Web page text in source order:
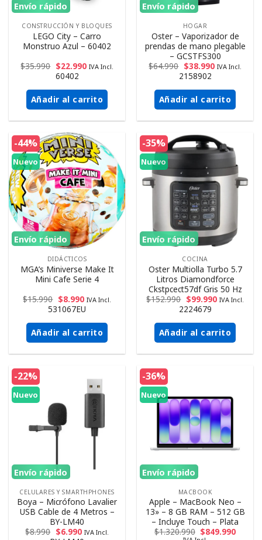
Envío rápido
CONSTRUCCIÓN Y BLOQUES
LEGO City – Carro
Monstruo Azul – 60402
$35.990 $22.990 IVA Incl.
60402
Añadir al carrito
Envío rápido
HOGAR
Oster – Vaporizador de
prendas de mano plegable
– GCSTFS300
$64.990 $38.990 IVA Incl.
2158902
Añadir al carrito
-44%
Nuevo
Envío rápido
DIDÁCTICOS
MGA’s Miniverse Make It
Mini Cafe Serie 4
$15.990 $8.990 IVA Incl.
531067EU
Añadir al carrito
-35%
Nuevo
Envío rápido
COCINA
Oster Multiolla Turbo 5.7
Litros Diamondforce
Ckstpcect57df Gris 50 Hz
$152.990 $99.990 IVA Incl.
2224679
Añadir al carrito
-22%
Nuevo
Envío rápido
CELULARES Y SMARTHPHONES
Boya – Micrófono Lavalier
USB Cable de 4 Metros –
BY-LM40
$8.990 $6.990 IVA Incl.
-36%
Nuevo
Envío rápido
MACBOOK
Apple – MacBook Neo –
13» – 8 GB RAM – 512 GB
– Incluye Touch – Plata
$1.320.990 $849.990